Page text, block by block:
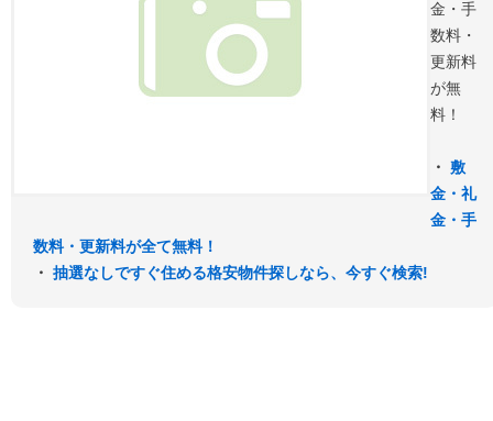
金・手
数料・
更新料
が無
料！
・ 敷
金・礼
金・手
数料・更新料が全て無料！
・ 抽選なしですぐ住める格安物件探しなら、今すぐ検索!